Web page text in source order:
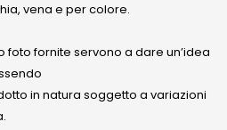
vena e per colore.
foto fornite servono a dare un’idea
in natura soggetto a variazioni